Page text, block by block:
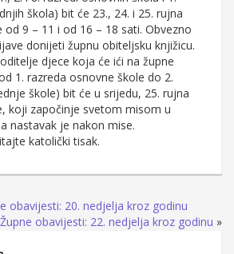
škola) bit će 23., 24. i 25. rujna
od 9 – 11 i od 16 – 18 sati. Obvezno
donijeti župnu obiteljsku knjižicu.
djece koja će ići na župne
1. razreda osnovne škole do 2.
škole) bit će u srijedu, 25. rujna
koji započinje svetom misom u
nastavak je nakon mise.
katolički tisak.
obavijesti: 20. nedjelja kroz godinu
Župne obavijesti: 22. nedjelja kroz godinu »